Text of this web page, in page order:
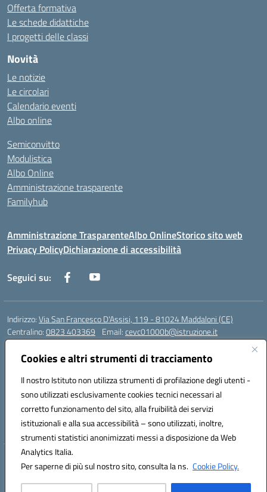
Cookies e altri strumenti di tracciamento
Il nostro Istituto non utilizza strumenti di profilazione degli utenti -
sono utilizzati esclusivamente cookies tecnici necessari al
corretto funzionamento del sito, alla fruibilità dei servizi
istituzionali e alla sua accessibilità – sono utilizzati, inoltre,
strumenti statistici anonimizzati messi a disposizione da Web
Analytics Italia.
Per saperne di più sul nostro sito, consulta la ns. Cookie Policy.
Offerta formativa
Le schede didattiche
I progetti delle classi
Novità
Le notizie
Le circolari
Calendario eventi
Albo online
Semiconvitto
Modulistica
Albo Online
Amministrazione trasparente
Familyhub
Amministrazione TrasparenteAlbo OnlineStorico sito web
Privacy PolicyDichiarazione di accessibilità
Seguici su:
Indirizzo:Via San Francesco D'Assisi, 119 - 81024 Maddaloni (CE)
Centralino:0823 403369 Email:cevc01000b@istruzione.it
Posta elettronica certificata (PEC):
Codice fiscale: 80004990612 (Convitto) - 93044680614 (Scuole
Annesse)
Codice meccanografico:CEVC01000B
Codice Indice delle Pubbliche Amministrazioni (IPA): istsc_cevc01000b
Codice unico di fatturazione (CUF): ZUT1RT
Hosting & Powered by 3D Solution S.r.l.
Concept & Design by Designers Italia